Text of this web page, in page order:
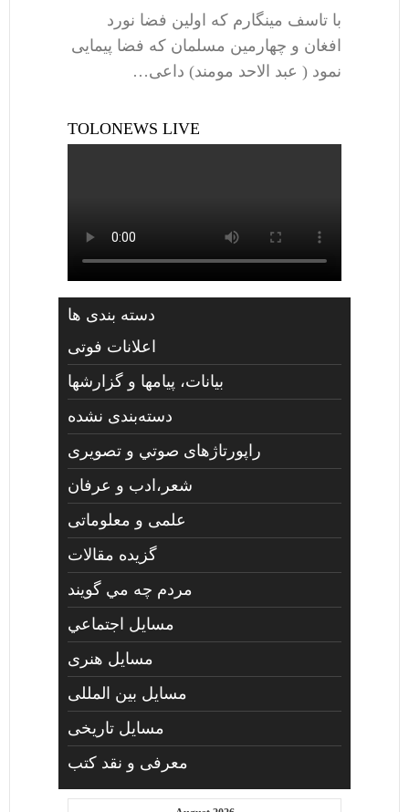
با تاسف مینگارم که اولین فضا نورد
افغان و چهارمین مسلمان که فضا پیمایی
نمود ( عبد الاحد مومند) داعی…
TOLONEWS LIVE
دسته بندی ها
اعلانات فوتی
بیانات، پیامها و گزارشها
دسته‌بندی نشده
راپورتاژهای صوتي و تصويری
شعر،ادب و عرفان
علمی و معلوماتی
گزیده مقالات
مردم چه مي گويند
مسايل اجتماعي
مسايل هنری
مسایل بین المللی
مسایل تاریخی
معرفی و نقد کتب